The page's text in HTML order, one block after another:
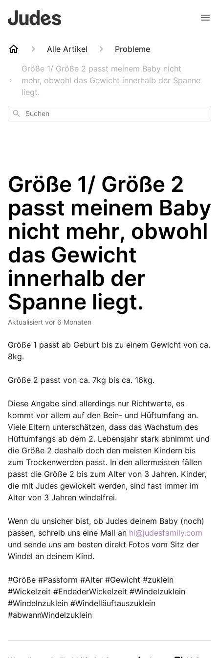
Alle Artikel
Probleme
Größe 1/ Größe 2 passt meinem Baby nicht
mehr, obwohl das Gewicht innerhalb der Spanne
liegt.
Suchen
Größe 1/ Größe 2
passt meinem Baby
nicht mehr, obwohl
das Gewicht
innerhalb der
Spanne liegt.
Aktualisiert vor 6 Monaten
Größe 1 passt ab Geburt bis zu einem Gewicht von ca.
8kg.
Größe 2 passt von ca. 7kg bis ca. 16kg.
Diese Angabe sind allerdings nur Richtwerte, es
kommt vor allem auf den Bein- und Hüftumfang an.
Viele Eltern unterschätzen, dass das Wachstum des
Hüftumfangs ab dem 2. Lebensjahr stark abnimmt und
die Größe 2 deshalb doch den meisten Kindern bis
zum Trockenwerden passt. In den allermeisten fällen
passt die Größe 2 bis zum Alter von 3 Jahren. Kinder,
die mit Judes gewickelt werden, sind fast immer im
Alter von 3 Jahren windelfrei.
Wenn du unsicher bist, ob Judes deinem Baby (noch)
passen, schreib uns eine Mail an hi@judesfamily.com
und sende uns am besten direkt Fotos vom Sitz der
Windel an deinem Kind.
#Größe #Passform #Alter #Gewicht #zuklein
#Wickelzeit #EndederWickelzeit #Windelzuklein
#Windelnzuklein #Windelläuftauszuklein
#abwannWindelzuklein